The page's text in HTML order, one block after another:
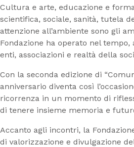
Cultura e arte, educazione e
scientifica, sociale, sanità, tutela
attenzione all’ambiente sono gli
Fondazione ha operato nel
enti, associazioni e realtà della
Con la seconda edizione di
anniversario diventa così
ricorrenza in un momento di
di tenere insieme memoria e
Accanto agli incontri, la
di valorizzazione e divulgazione